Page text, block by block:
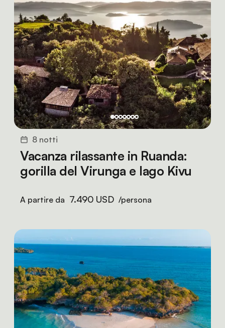
8 notti
Vacanza rilassante in Ruanda:
gorilla del Virunga e lago Kivu
A partire da 7.490 USD /persona